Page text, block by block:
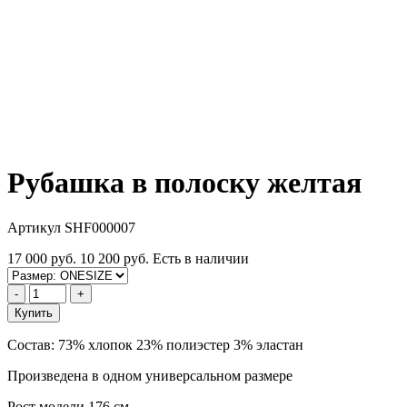
Рубашка в полоску желтая
Артикул SHF000007
17 000 руб. 10 200 руб. Есть в наличии
-
+
Купить
Состав: 73% хлопок 23% полиэстер 3% эластан
Произведена в одном универсальном размере